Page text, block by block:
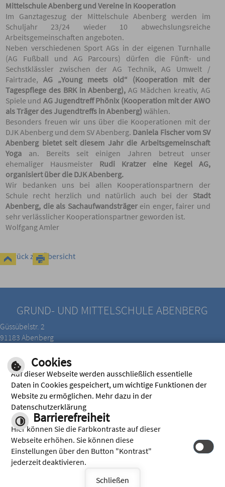
Mittelschule Abenberg und Vereine in Kooperation
Im Ganztageszug der Mittelschule Abenberg werden im
Schuljahr 23/24 wieder 10 abwechslungsreiche
Arbeitsgemeinschaften angeboten.
Neben verschiedenen Sport AGs in der eigenen Turnhalle
(AG Fußball und AG Parcours) dürfen die Fünft- und
Sechstklässler zwischen der AG Technik, AG Umwelt /
Fairtrade,AG „Young meets old“ (Kooperation mit der
Tagespflege des BRK in Abenberg), AG Mädchen kreativ, AG
Spiele und AG Jugendtreff Phönix (Kooperation mit der AWO
als Träger des Jugendtreffs in Abenberg) wählen.
Besonders freuen wir uns über die Kooperationen mit der
DJK Abenberg und dem SV Abenberg. Daniela Fischer vom SV
Abenberg bietet seit diesem Jahr die Arbeitsgemeinschaft
Yoga an. Bereits seit einigen Jahren betreut unser
ehemaliger Hausmeister Rudi Kratzer eine Kegel AG,
organisiert über die DJK Abenberg.
Wir bedanken uns bei allen Kooperationspartnern der
Schule recht herzlich und natürlich auch bei der Stadt
Abenberg, die als Sachaufwandsträgerein enger, fairer und
sehr verlässlicher Kooperationspartner geworden ist.
Wolfgang Amler
zurück zur Übersicht
GRUND- UND MITTELSCHULE ABENBERG
Güssübelstr. 2
91183 Abenberg
Fax.: 09178/905060
E-Mail Adressen:
verwaltung@grund-mittelschule-abenberg.de
schulleitung.scharrer@grund-mittelschule-abenberg.de
IMPRESSUM|HILFE|INHALT|DATENSCHUTZERKLÄRUNG
OPTIMIERT FÜR MOBILE ENDGERÄTE
Cookies
Auf dieser Webseite werden ausschließlich essentielle
Daten in Cookies gespeichert, um wichtige Funktionen der
Website zu ermöglichen. Mehr dazu in der
Datenschutzerklärung
Barrierefreiheit
Hier können Sie die Farbkontraste auf dieser
Webseite erhöhen. Sie können diese
Einstellungen über den Button "Kontrast"
jederzeit deaktivieren.
Schließen